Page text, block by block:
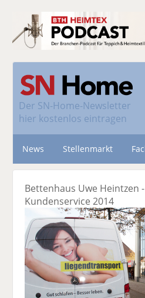
Der SN-Home-Newsletter
hier kostenlos eintragen
News Stellenmarkt
Bettenhaus Uwe Heintzen
Kundenservice 2014